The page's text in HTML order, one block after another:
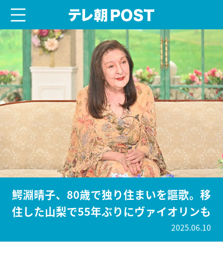
鰐淵晴子、80歳で独り住まいを謳歌。移
住した山梨で55年ぶりにヴァイオリンも
2025.06.10